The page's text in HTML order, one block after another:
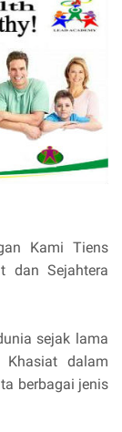
Kami Tiens
dan Sejahtera
sejak lama
dalam
berbagai jenis